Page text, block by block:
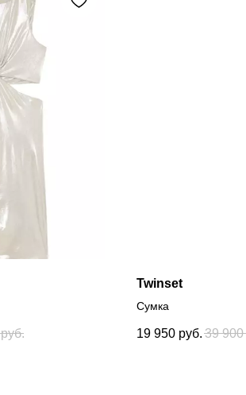
руб.
Twinset
Сумка
19 950 руб. 39 900